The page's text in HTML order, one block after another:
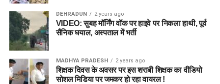
DEHRADUN 2 years ago
VIDEO: सुबह मॉर्निंग वॉक पर हाइवे पर निकला हाथी, पूर्व
सैनिक घयाल, अस्पताल में भर्ती
MADHYA PRADESH 2 years ago
शिक्षक दिवस के अवसर पर इस शराबी शिक्षक का वीडियो
सोशल मिडिया पर जमकर हो रहा वायरल !